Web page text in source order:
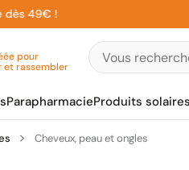
!
pour
et rassembler
ParapharmacieProduits solaires
Cheveux, peau et ongles